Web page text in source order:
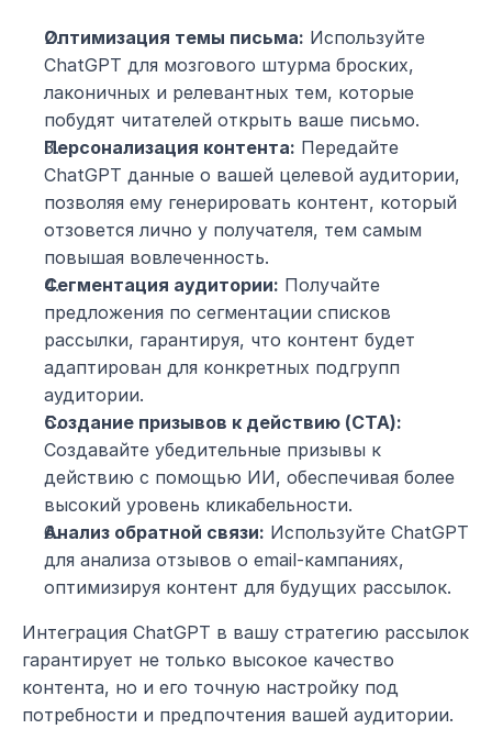
Оптимизация темы письма: Используйте
ChatGPT для мозгового штурма броских,
лаконичных и релевантных тем, которые
побудят читателей открыть ваше письмо.
Персонализация контента: Передайте
ChatGPT данные о вашей целевой аудитории,
позволяя ему генерировать контент, который
отзовется лично у получателя, тем самым
повышая вовлеченность.
Сегментация аудитории: Получайте
предложения по сегментации списков
рассылки, гарантируя, что контент будет
адаптирован для конкретных подгрупп
аудитории.
Создание призывов к действию (CTA):
Создавайте убедительные призывы к
действию с помощью ИИ, обеспечивая более
высокий уровень кликабельности.
Анализ обратной связи: Используйте ChatGPT
для анализа отзывов о email-кампаниях,
оптимизируя контент для будущих рассылок.
Интеграция ChatGPT в вашу стратегию рассылок
гарантирует не только высокое качество
контента, но и его точную настройку под
потребности и предпочтения вашей аудитории.